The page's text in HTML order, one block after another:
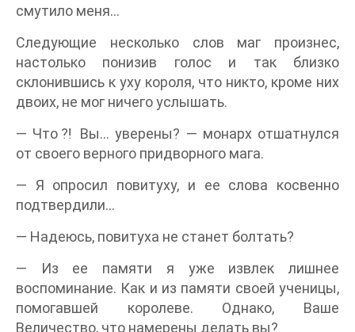
смутило меня…
Следующие несколько слов маг произнес,
настолько понизив голос и так близко
склонившись к уху короля, что никто, кроме них
двоих, не мог ничего услышать.
— Что⁈ Вы… уверены? — монарх отшатнулся
от своего верного придворного мага.
— Я опросил повитуху, и ее слова косвенно
подтвердили…
— Надеюсь, повитуха не станет болтать?
— Из ее памяти я уже извлек лишнее
воспоминание. Как и из памяти своей ученицы,
помогавшей королеве. Однако, Ваше
Величество, что намерены делать вы?